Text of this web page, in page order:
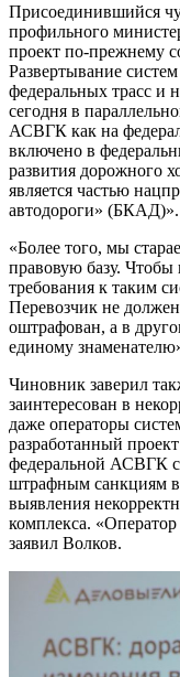
Присоединившийся
профильного
проект по-прежнему
Развертывание
федеральных трасс и
сегодня в
АСВГК как на
включено в
развития дорожного
является частью
автодороги» (БКАД)».
«Более того, мы
правовую базу. Чтобы
требования к таким
Перевозчик не
оштрафован, а в
единому
Чиновник заверил
заинтересован в
даже операторы
разработанный
федеральной АСВГК
штрафным санкциям в
выявления
комплекса.
заявил Волков.